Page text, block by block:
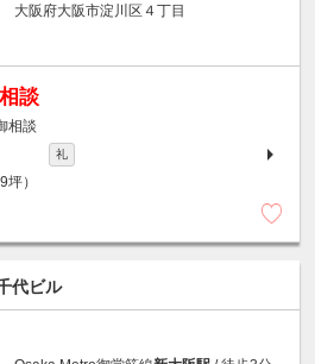
大阪府大阪市淀川区４丁目
談
相談
礼
坪）
代ビル